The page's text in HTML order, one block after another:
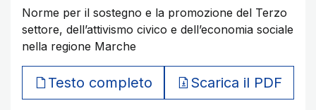
Norme per il sostegno e la promozione del Terzo
settore, dell’attivismo civico e dell’economia sociale
nella regione Marche
Testo completo Scarica il PDF